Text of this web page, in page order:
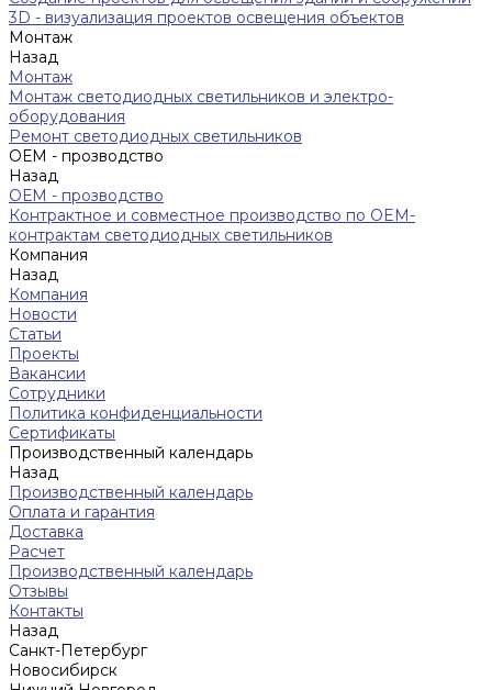
3D - визуализация проектов освещения объектов
Монтаж
Назад
Монтаж
Монтаж светодиодных светильников и электро-
оборудования
Ремонт светодиодных светильников
ОЕМ - прозводство
Назад
ОЕМ - прозводство
Контрактное и совместное производство по OEM-
контрактам светодиодных светильников
Компания
Назад
Компания
Новости
Статьи
Проекты
Вакансии
Сотрудники
Политика конфиденциальности
Сертификаты
Производственный календарь
Назад
Производственный календарь
Оплата и гарантия
Доставка
Расчет
Производственный календарь
Отзывы
Контакты
Назад
Санкт-Петербург
Новосибирск